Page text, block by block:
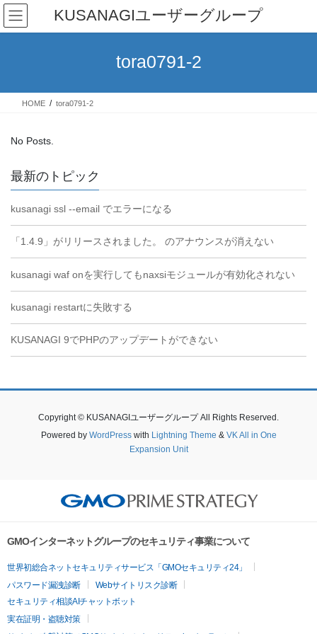
Skip
the
Skip
the
KUSANAGIユーザーグループ
tora0791-2
HOME tora0791-2
No Posts.
最新のトピック
kusanagi ssl --email でエラーになる
「1.4.9」がリリースされました。 のアナウンスが消えない
kusanagi waf onを実行してもnaxsiモジュールが有効化されない
kusanagi restartに失敗する
KUSANAGI 9でPHPのアップデートができない
Copyright © KUSANAGIユーザーグループ All Rights Reserved.
Powered by WordPresswith Lightning Theme & VK All in One
Expansion Unit
GMOインターネットグループのセキュリティ事業について
世界初総合ネットセキュリティサービス「GMOセキュリティ24」
パスワード漏洩診断
Webサイトリスク診断
セキュリティ相談AIチャットボット
実在証明・盗聴対策